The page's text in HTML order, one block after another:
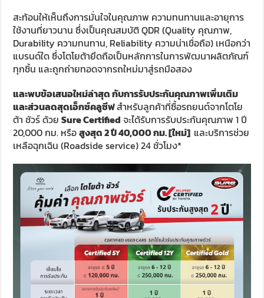
สะท้อนให้เห็นถึงการมั่นใจในคุณภาพ ความทนทานและอายุการ
ใช้งานที่ยาวนาน ซึ่งเป็นคุณสมบัติ QDR (Quality คุณภาพ,
Durability ความทนทาน, Reliability ความน่าเชื่อถือ) เหนือกว่า
แบรนด์ใด ซึ่งโตโยต้ายึดถือเป็นหลักการในการพัฒนาผลิตภัณฑ์
ทุกชิ้น และถูกถ่ายทอดจากรถใหม่มาสู่รถมือสอง
และพบข้อเสนอใหม่ล่าสุด กับการรับประกันคุณภาพเพิ่มเติม
และส่วนลดสุดเอ็กซ์คลูซีฟสำหรับลูกค้าที่ซื้อรถยนต์จากโตโย
ต้า ชัวร์ ด้วยSure Certified จะได้รับการรับประกันคุณภาพ 1 ปี
20,000 กม. หรือสูงสุด2 ปี 40,000 กม.[ใหม่] และบริการช่วย
เหลือฉุกเฉิน (Roadside service) 24 ชั่วโมง*